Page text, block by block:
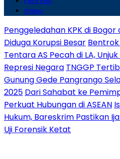
Video
Penggeledahan KPK di
Diduga Korupsi Besar
Tentara AS Pecah di LA,
Represi Negara TNGGP
Gunung Gede Pangrango
2025 Dari Sahabat ke
Perkuat Hubungan di ASEAN
Hukum, Bareskrim Pastikan
Uji Forensik Ketat